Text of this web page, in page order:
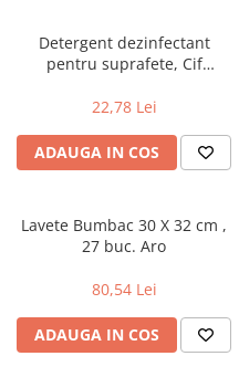
Organizatoare imbracaminte si
incaltaminte
Cosuri de gunoi
Baterii, acumulatori si
Detergent dezinfectant
pentru suprafete, Cif
22,78 Lei
ADAUGA IN COS
Lavete Bumbac 30 X 32 cm ,
27 buc. Aro
80,54 Lei
ADAUGA IN COS